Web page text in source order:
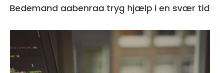
Bedemand aabenraa tryg hjælp i en svær tid